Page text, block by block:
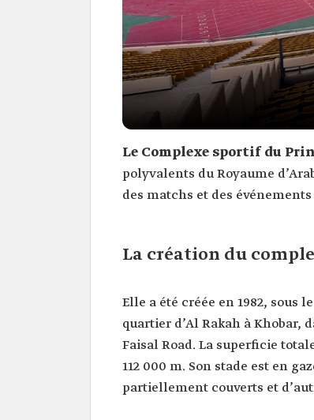
Le Complexe sportif du
polyvalents du Royaume
des matchs et des
La création du
Elle a été créée en 1982, sous
quartier d’Al Rakah à
Faisal Road. La superficie
112 000 m. Son stade est en
partiellement couverts et